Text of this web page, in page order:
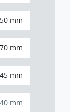
mm
mm
mm
mm